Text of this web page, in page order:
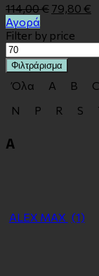
114,00€ 79,80 €
Αγορά
Filter by price
Ελάχιστη
τιμή
Φιλτράρισμα
Όλα A B C
N
P R S
A
ALEX MAX (1)